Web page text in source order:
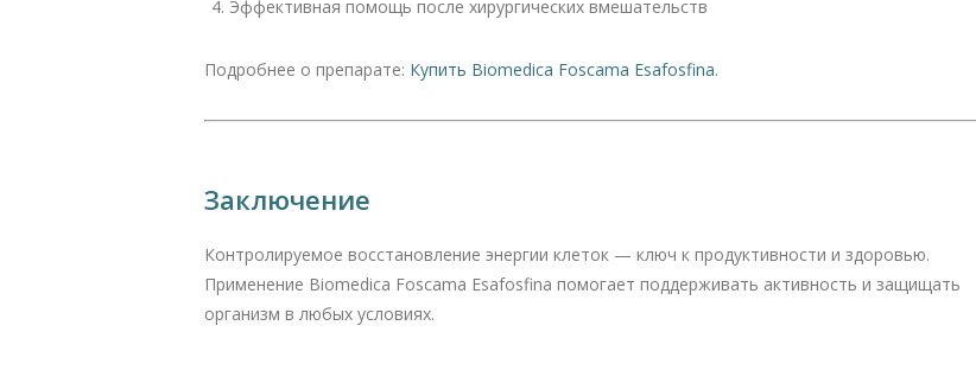
Эффективная помощь после хирургических вмешательств
Подробнее о препарате: Купить Biomedica Foscama Esafosfina.
Заключение
Контролируемое восстановление энергии клеток — ключ к продуктивности и здоровью.
Применение Biomedica Foscama Esafosfina помогает поддерживать активность и защищать
организм в любых условиях.